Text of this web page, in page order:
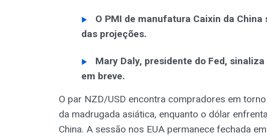
O PMI de manufatura Caixin da
das projeções.
Mary Daly, presidente do Fed,
em breve.
O par NZD/USD encontra compradores em
da madrugada asiática, enquanto o dólar
China. A sessão nos EUA permanece fechada